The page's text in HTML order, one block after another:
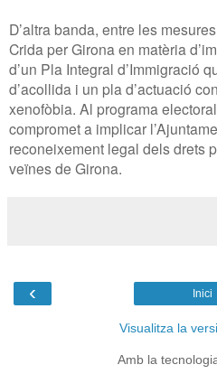
D’altra banda, entre les
Crida per Girona en matèria
d’un Pla Integral d’Immigració
d’acollida i un pla d’actuació
xenofòbia. Al programa
compromet a implicar
reconeixement legal dels drets
veïnes de Girona.
‹ Inici
Visualitza la
Amb la